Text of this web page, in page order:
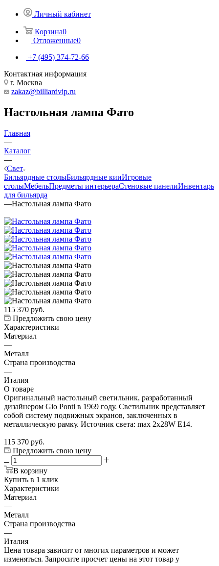
Личный кабинет
Корзина0
Отложенные0
+7 (495) 374-72-66
Контактная информация
г. Москва
zakaz@billiardvip.ru
Настольная лампа Фато
Главная
—
Каталог
—
Свет
Бильярдные столыБильярдные кииИгровые
столыМебельПредметы интерьераСтеновые панелиИнвентарь
для бильярда
—Настольная лампа Фато
115 370 руб.
Предложить свою цену
Характеристики
Материал
—
Металл
Страна производства
—
Италия
О товаре
Оригинальный настольный светильник, разработанный
дизайнером Gio Ponti в 1969 году. Светильник представляет
собой систему подвижных экранов, заключенных в
металлическую рамку. Источник света: max 2x28W E14.
115 370 руб.
Предложить свою цену
В корзину
Купить в 1 клик
Характеристики
Материал
—
Металл
Страна производства
—
Италия
Цена товара зависит от многих параметров и может
изменяться. Запросите просчет цены на этот товар у